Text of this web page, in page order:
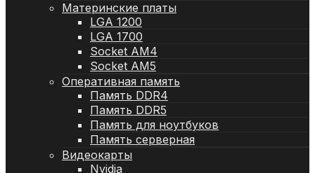
Материнские платы
LGA 1200
LGA 1700
Socket AM4
Socket AM5
Оперативная память
Память DDR4
Память DDR5
Память для ноутбуков
Память серверная
Видеокарты
Nvidia